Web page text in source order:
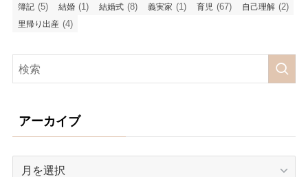
簿記 (5) 結婚 (1) 結婚式 (8) 義実家 (1) 育児 (67) 自己理解 (2)
里帰り出産 (4)
アーカイブ